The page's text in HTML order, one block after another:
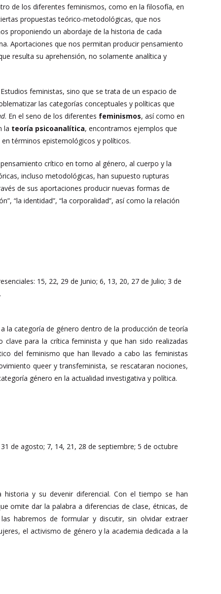
de los diferentes feminismos, como en la filosofía, en
propuestas teórico-metodológicas, que nos
proponiendo un abordaje de la historia de cada
Aportaciones que nos permitan producir pensamiento
resulta su aprehensión, no solamente analítica y
feministas, sino que se trata de un espacio de
las categorías conceptuales y políticas que
. En el seno de los diferentes feminismos, así como en
la teoría psicoanalítica, encontramos ejemplos que
términos epistemológicos y políticos.
crítico en torno al género, al cuerpo y la
incluso metodológicas, han supuesto rupturas
de sus aportaciones producir nuevas formas de
“la identidad”, “la corporalidad”, así como la relación
15, 22, 29 de Junio; 6, 13, 20, 27 de Julio; 3 de
la categoría de género dentro de la producción de teoría
para la crítica feminista y que han sido realizadas
del feminismo que han llevado a cabo las feministas
queer y transfeminista, se rescataran nociones,
género en la actualidad investigativa y política.
de agosto; 7, 14, 21, 28 de septiembre; 5 de octubre
y su devenir diferencial. Con el tiempo se han
omite dar la palabra a diferencias de clase, étnicas, de
habremos de formular y discutir, sin olvidar extraer
el activismo de género y la academia dedicada a la